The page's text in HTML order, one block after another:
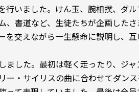
いました。けん玉、腕相撲、ダ
、書道など、生徒たちが企画した
交えながら一生懸命に説明し、
した。最初は軽く走ったり、ジ
ー・サイリスの曲に合わせてダン